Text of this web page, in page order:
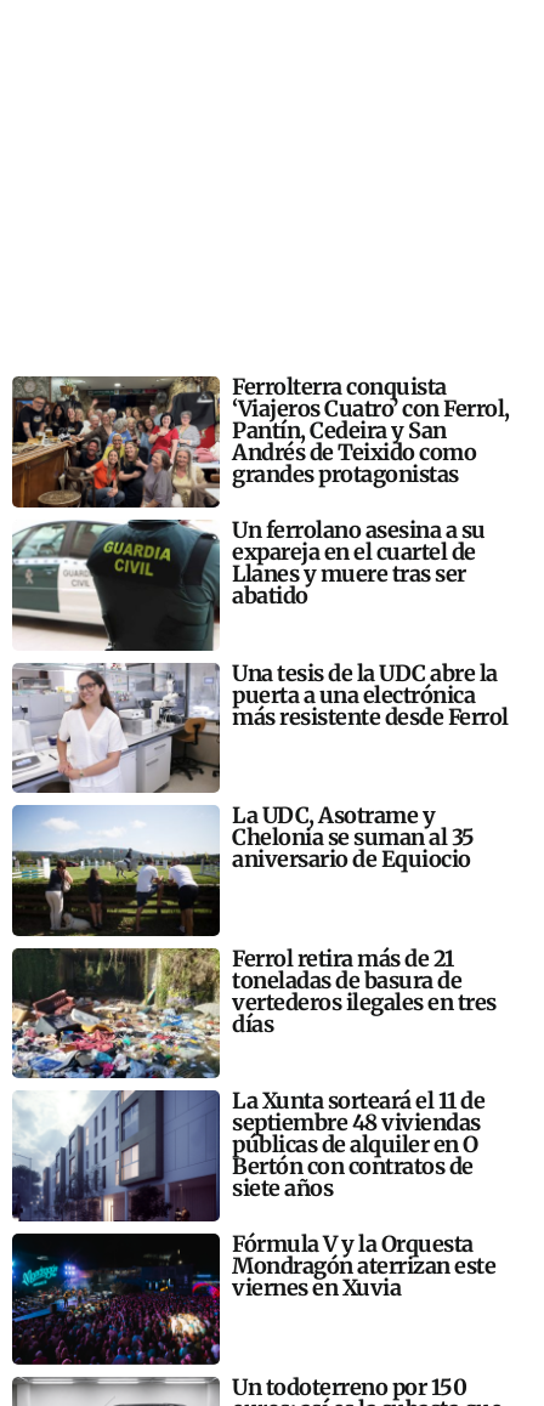
Ferrolterra conquista
‘Viajeros Cuatro’ con Ferrol,
Pantín, Cedeira y San
Andrés de Teixido como
grandes protagonistas
Un ferrolano asesina a su
expareja en el cuartel de
Llanes y muere tras ser
abatido
Una tesis de la UDC abre la
puerta a una electrónica
más resistente desde Ferrol
La UDC, Asotrame y
Chelonia se suman al 35
aniversario de Equiocio
Ferrol retira más de 21
toneladas de basura de
vertederos ilegales en tres
días
La Xunta sorteará el 11 de
septiembre 48 viviendas
públicas de alquiler en O
Bertón con contratos de
siete años
Fórmula V y la Orquesta
Mondragón aterrizan este
viernes en Xuvia
Un todoterreno por 150